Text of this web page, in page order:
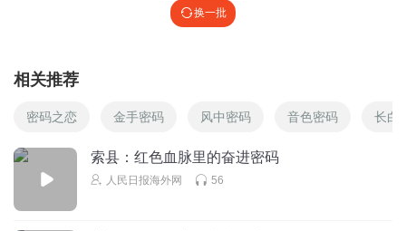
换一批
相关推荐
密码之恋 金手密码 风中密码 音色密码 长白
索县：红色血脉里的奋进密码
人民日报海外网 56